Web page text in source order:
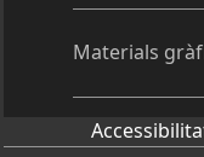
Materials